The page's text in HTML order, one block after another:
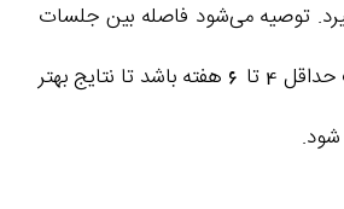
توصیه می‌شود فاصله بین جلسات
حداقل 4 تا 6 هفته باشد تا نتایج بهتر
شود.